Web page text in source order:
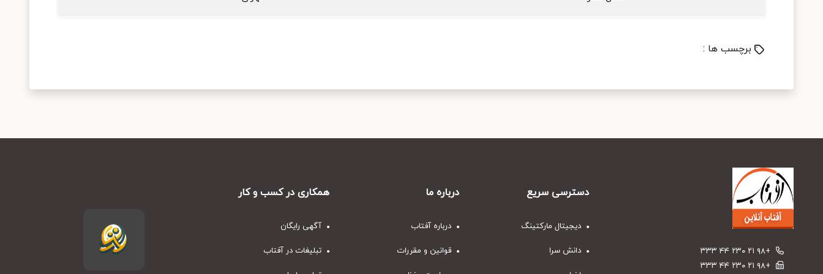
برچسب ها :
+۹۸ ۲۱ ۲۳۰ ۴۴ ۳۳۳
+۹۸ ۲۱ ۲۳۰ ۴۴ ۳۳۳
دسترسی سریع
دیجیتال مارکتینگ
دانش سرا
درباره ما
درباره آفتاب
قوانین و مقررات
همکاری در کسب و کار
آگهی رایگان
تبلیغات در آفتاب